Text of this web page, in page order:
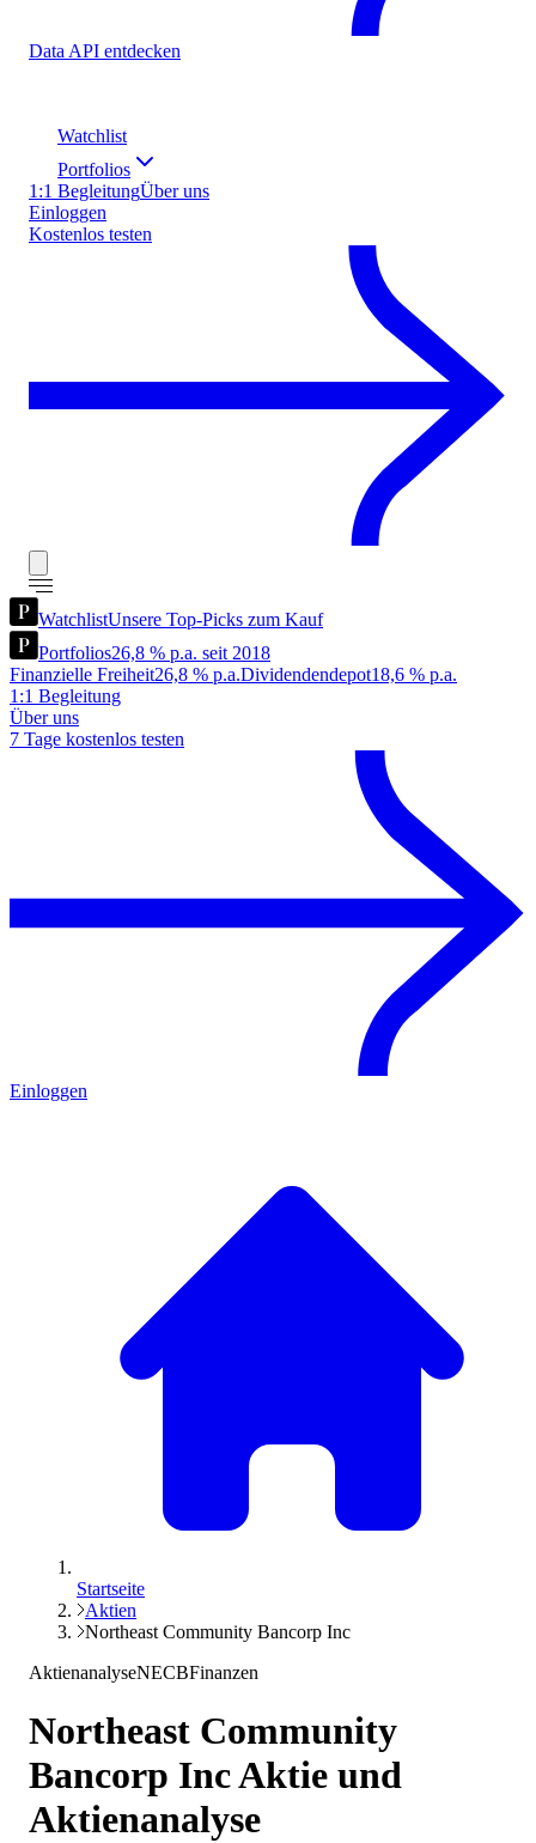
Data API entdecken
Watchlist
Portfolios
1:1 BegleitungÜber uns
Einloggen
Kostenlos testen
WatchlistUnsere Top-Picks zum Kauf
Portfolios26,8 % p.a. seit 2018
Finanzielle Freiheit26,8 % p.a.Dividendendepot18,6 % p.a.
1:1 Begleitung
Über uns
7 Tage kostenlos testen
Einloggen
Startseite
Aktien
Northeast Community Bancorp Inc
AktienanalyseNECBFinanzen
Northeast Community
Bancorp IncAktie und
Aktienanalyse